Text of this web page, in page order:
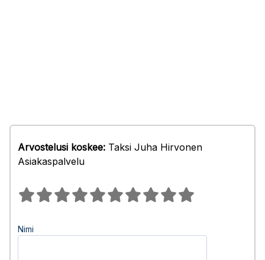
Arvostelusi koskee: Taksi Juha Hirvonen
Asiakaspalvelu
Nimi